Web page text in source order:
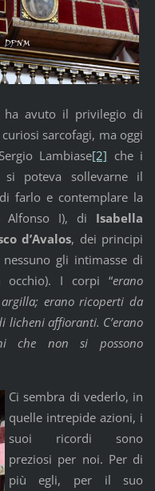
ha avuto il privilegio di
sarcofagi, ma oggi
Lambiase[2] che i
poteva sollevarne il
farlo e contemplare la
Alfonso I), di Isabella
d’Avalos, dei principi
gli intimasse di
occhio). I corpi “erano
erano ricoperti da
licheni affioranti. C’erano
che non si possono
Ci sembra di vederlo, in
quelle intrepide azioni, i
suoi ricordi sono
preziosi per noi. Per di
più egli, per il suo